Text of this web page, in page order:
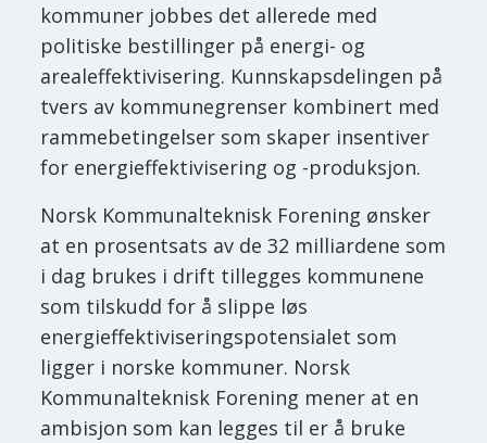
kommuner jobbes det allerede med
politiske bestillinger på energi- og
arealeffektivisering. Kunnskapsdelingen på
tvers av kommunegrenser kombinert med
rammebetingelser som skaper insentiver
for energieffektivisering og -produksjon.
Norsk Kommunalteknisk Forening ønsker
at en prosentsats av de 32 milliardene som
i dag brukes i drift tillegges kommunene
som tilskudd for å slippe løs
energieffektiviseringspotensialet som
ligger i norske kommuner. Norsk
Kommunalteknisk Forening mener at en
ambisjon som kan legges til er å bruke